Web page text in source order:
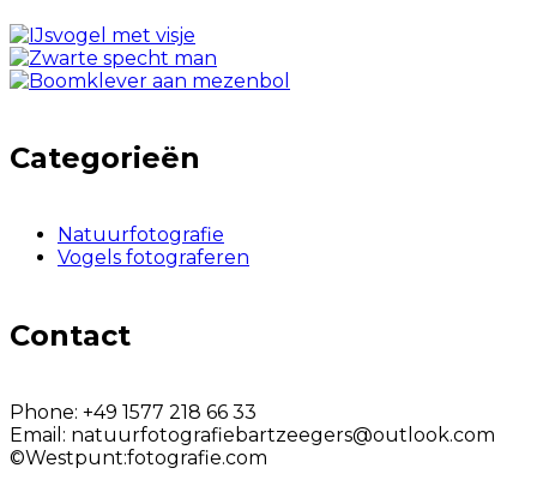
Categorieën
Natuurfotografie
Vogels fotograferen
Contact
Phone: +49 1577 218 66 33
Email: natuurfotografiebartzeegers@outlook.com
©Westpunt:fotografie.com